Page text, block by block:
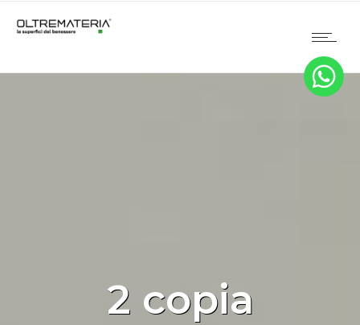
2 copia